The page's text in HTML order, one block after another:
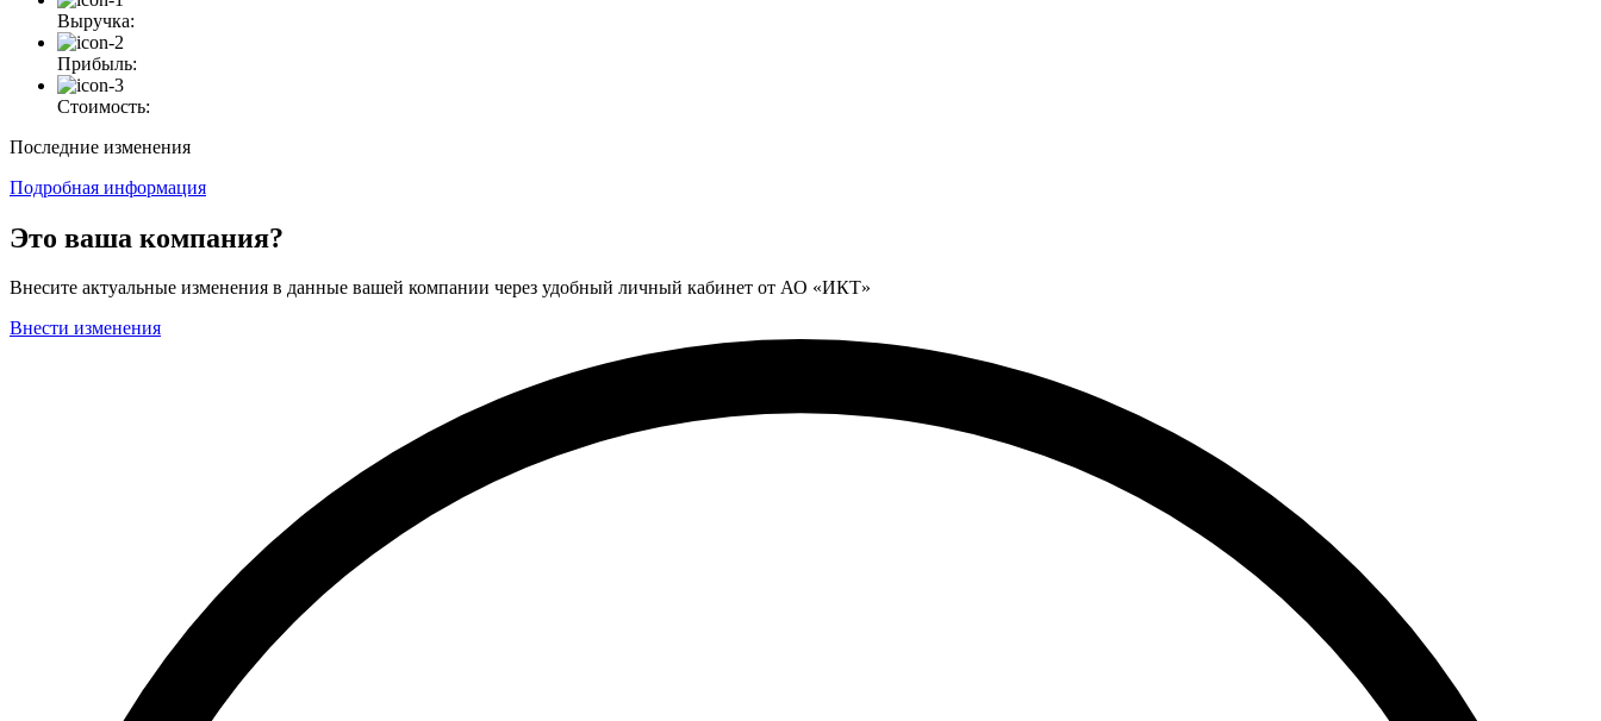
Выручка:
Прибыль:
Стоимость:
Последние изменения
Подробная информация
Это ваша компания?
Внесите актуальные изменения в данные вашей компании через удобный личный кабинет от АО «ИКТ»
Внести изменения